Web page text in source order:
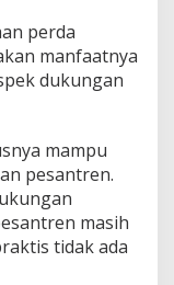
perda
manfaatnya
dukungan
mampu
pesantren.
masih
tidak ada